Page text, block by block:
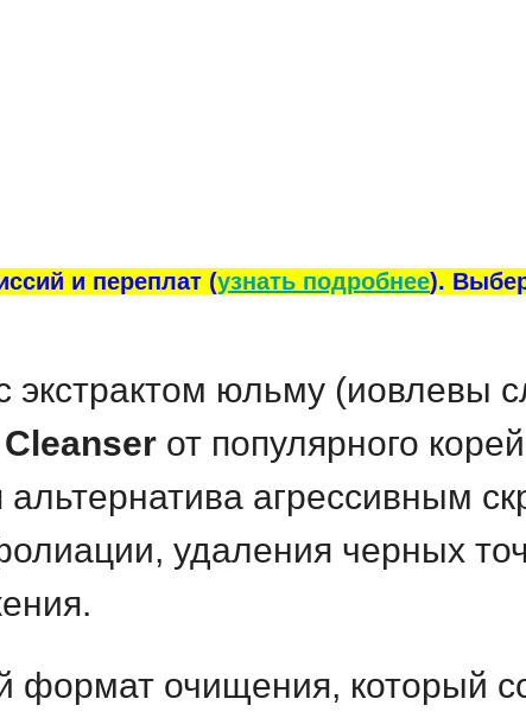
и переплат (узнать подробнее).
экстрактом юльму (иовлевы
от популярного
агрессивным
удаления черных
очищения, который